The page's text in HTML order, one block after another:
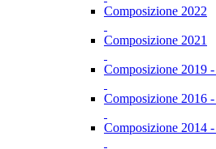
Composizione 2022
Composizione 2021
Composizione 2019
Composizione 2016
Composizione 2014